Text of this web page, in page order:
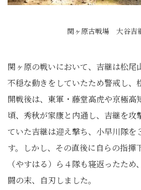
関ヶ原古戦場 大谷吉
関ヶ原の戦いにおいて、吉継は松尾
不穏な動きをしていたため警戒し、
開戦後は、東軍・藤堂高虎や京極高
頃、秀秋が家康と内通し、吉継を攻
ていた吉継は迎え撃ち、小早川隊を
す。しかし、その直後に自らの指揮
（やすはる）ら４隊も寝返ったた
闘の末、自刃しました。